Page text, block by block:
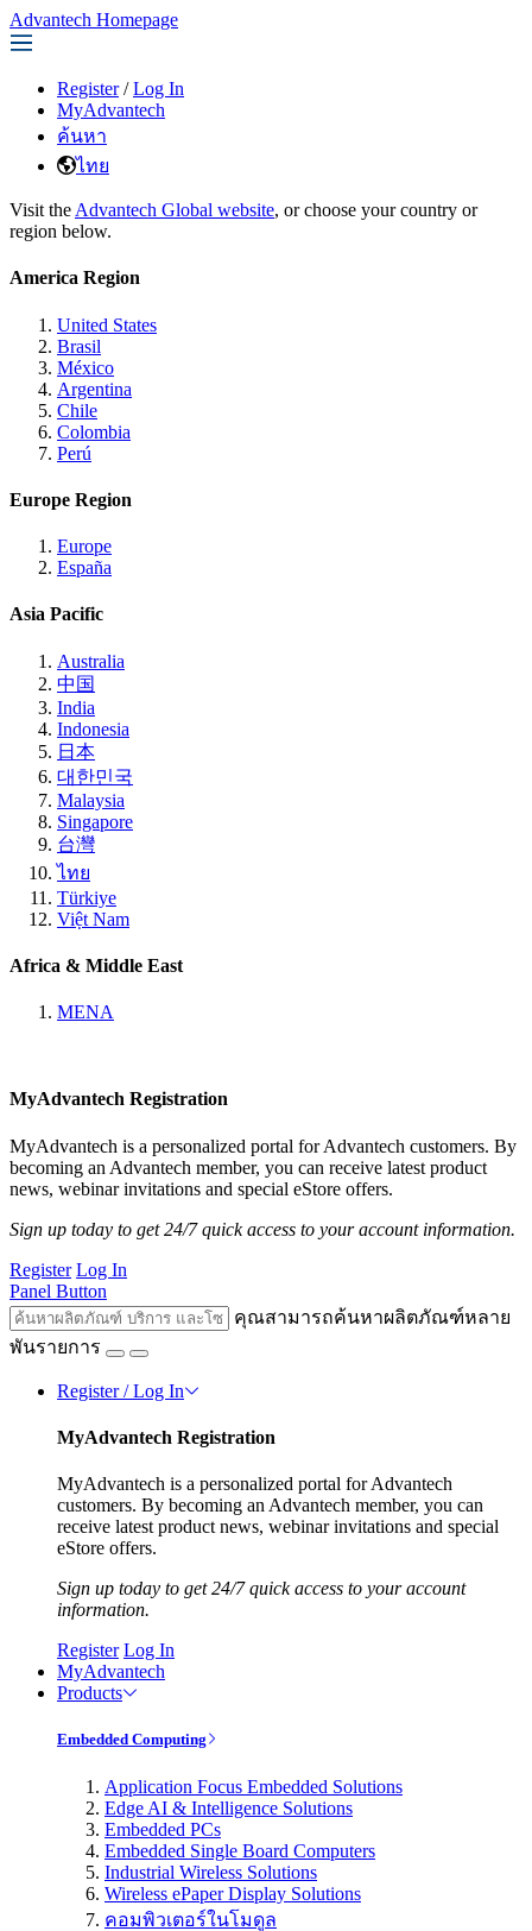
Advantech Homepage
Register / Log In
MyAdvantech
ค้นหา
ไทย
Visit the Advantech Global website, or choose your country or
region below.
America Region
United States
Brasil
México
Argentina
Chile
Colombia
Perú
Europe Region
Europe
España
Asia Pacific
Australia
中国
India
Indonesia
日本
대한민국
Malaysia
Singapore
台灣
ไทย
Türkiye
Việt Nam
Africa & Middle East
MENA
MyAdvantech Registration
MyAdvantech is a personalized portal for Advantech customers. By
becoming an Advantech member, you can receive latest product
news, webinar invitations and special eStore offers.
Sign up today to get 24/7 quick access to your account information.
Register Log In
Panel Button
คุณสามารถค้นหาผลิตภัณฑ์หลาย
พันรายการ
Register / Log In
MyAdvantech Registration
MyAdvantech is a personalized portal for Advantech
customers. By becoming an Advantech member, you can
receive latest product news, webinar invitations and special
eStore offers.
Sign up today to get 24/7 quick access to your account
information.
Register Log In
MyAdvantech
Products
Embedded Computing
Application Focus Embedded Solutions
Edge AI & Intelligence Solutions
Embedded PCs
Embedded Single Board Computers
Industrial Wireless Solutions
Wireless ePaper Display Solutions
คอมพิวเตอร์ในโมดูล